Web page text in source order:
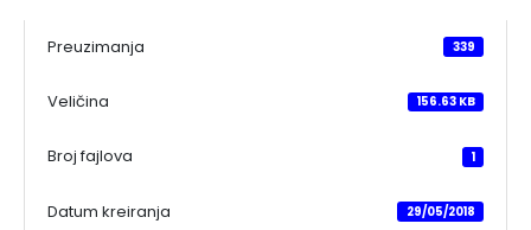
Preuzimanja 339
Veličina 156.63 KB
Broj fajlova 1
Datum kreiranja 29/05/2018